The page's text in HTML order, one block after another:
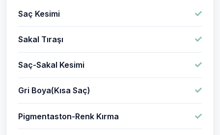
Saç Kesimi
Sakal Tıraşı
Saç-Sakal Kesimi
Gri Boya(Kısa Saç)
Pigmentaston-Renk Kırma